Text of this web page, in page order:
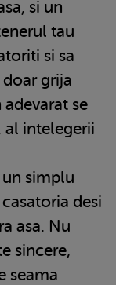
si un
tau
si sa
grija
se
al intelegerii
simplu
desi
asa. Nu
sincere,
seama